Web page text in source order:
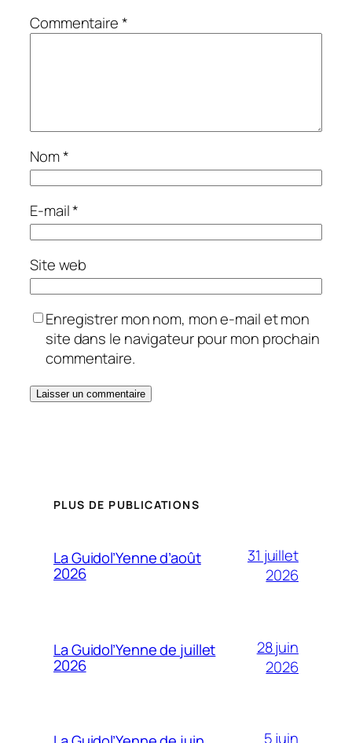
Commentaire*
Nom*
E-mail*
Site web
Enregistrer mon nom, mon e-mail et mon
site dans le navigateur pour mon prochain
commentaire.
PLUS DE PUBLICATIONS
La Guidol’Yenne d’août
2026
31 juillet
2026
La Guidol’Yenne de juillet
2026
28 juin
2026
5 juin